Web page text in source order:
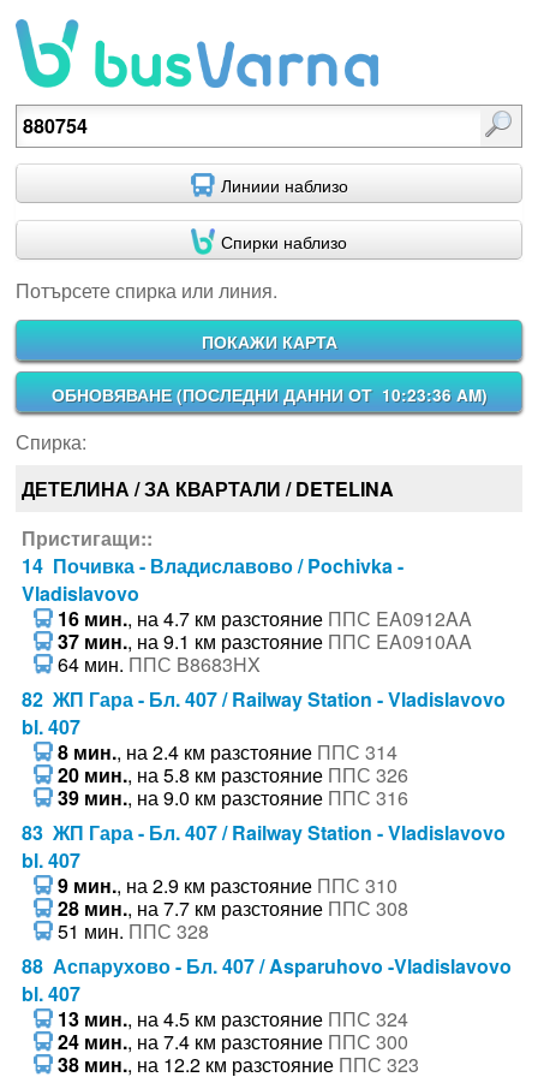
Потърсете спирка или линия.
Линиии наблизо
Спирки наблизо
Потърсете спирка или линия.
ПОКАЖИ КАРТА
ОБНОВЯВАНЕ (ПОСЛЕДНИ ДАННИ ОТ 10:23:36 AM)
Спирка:
ДЕТЕЛИНА / ЗА КВАРТАЛИ / DETELINA
Пристигащи::
14 Почивка - Владиславово / Pochivka -
Vladislavovo
16 мин., на 4.7 км разстояние ППС EA0912AA
37 мин., на 9.1 км разстояние ППС EA0910AA
64 мин. ППС B8683HX
82 ЖП Гара - Бл. 407 / Railway Station - Vladislavovo
bl. 407
8 мин., на 2.4 км разстояние ППС 314
20 мин., на 5.8 км разстояние ППС 326
39 мин., на 9.0 км разстояние ППС 316
83 ЖП Гара - Бл. 407 / Railway Station - Vladislavovo
bl. 407
9 мин., на 2.9 км разстояние ППС 310
28 мин., на 7.7 км разстояние ППС 308
51 мин. ППС 328
88 Аспарухово - Бл. 407 / Asparuhovo -Vladislavovo
bl. 407
13 мин., на 4.5 км разстояние ППС 324
24 мин., на 7.4 км разстояние ППС 300
38 мин., на 12.2 км разстояние ППС 323